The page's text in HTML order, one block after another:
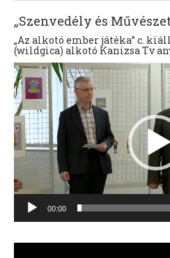
„Szenvedély és
„Az alkotó ember játéka” c.
(wildgica) alkotó Kanizsa Tv
Videólejátszó
00:00